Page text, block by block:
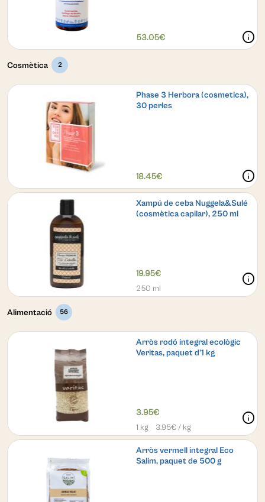
53.05€ info
Cosmètica 2
Phase 3 Herbora (cosmetica),
30 perles
18.45€ info
Xampú de ceba Nuggela&Sulé
(cosmètica capilar), 250 ml
19.95€
250 ml
info
Alimentació 56
Arròs rodó integral ecològic
Veritas, paquet d'1 kg
3.95€
1 kg 3.95€ / kg
info
Arròs vermell integral Eco
Salim, paquet de 500 g